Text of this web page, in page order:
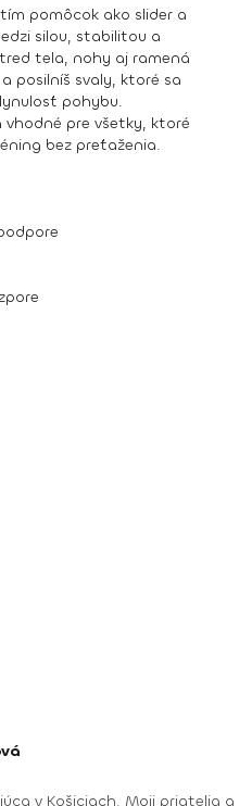
pomôcok ako slider a
silou, stabilitou a
tela, nohy aj ramená
posilníš svaly, ktoré sa
pohybu.
vhodné pre všetky, ktoré
bez preťaženia.
v Košiciach. Moji priatelia a